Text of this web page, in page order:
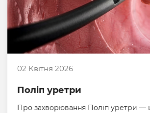
02 Квітня 2026
Поліп уретри
Про захворювання Поліп уретри —